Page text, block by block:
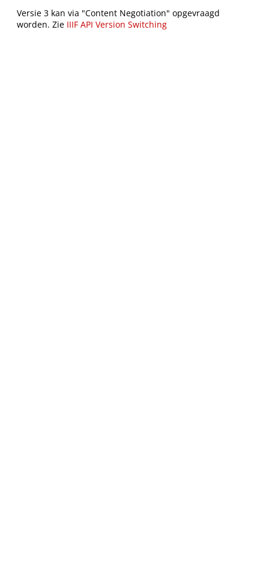
Versie 3 kan via "Content Negotiation" opgevraagd
worden. Zie IIIF API Version Switching